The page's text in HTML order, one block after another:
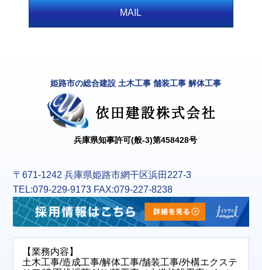
MAIL
姫路市の総合建設 土木工事 舗装工事 解体工事
兵庫県知事許可(般-3)第458428号
〒671-1242 兵庫県姫路市網干区浜田227-3
TEL:079-229-9173 FAX:079-227-8238
【業務内容】
土木工事/造成工事/解体工事/舗装工事/外構エクステ